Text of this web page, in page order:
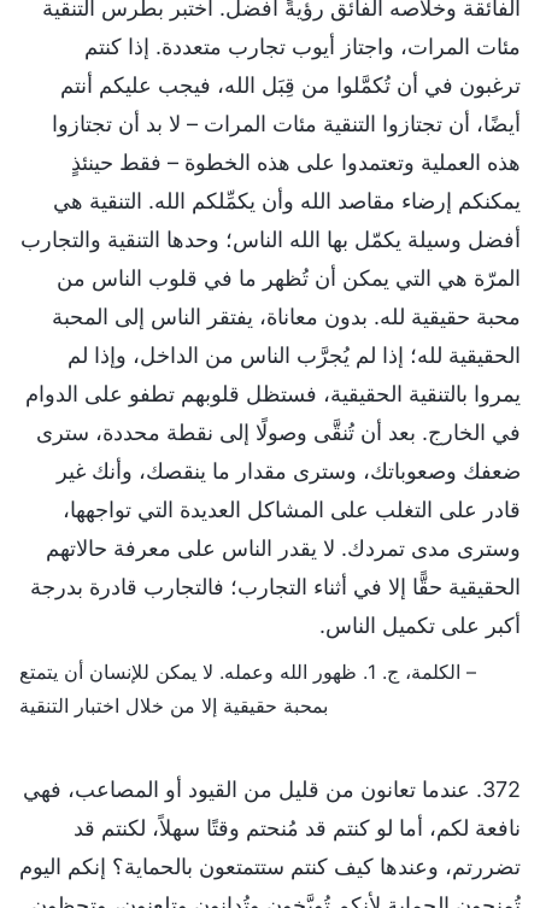
الفائقة وخلاصه الفائق رؤيةً أفضل. اختبر بطرس التنقية
مئات المرات، واجتاز أيوب تجارب متعددة. إذا كنتم
ترغبون في أن تُكمَّلوا من قِبَل الله، فيجب عليكم أنتم
أيضًا، أن تجتازوا التنقية مئات المرات – لا بد أن تجتازوا
هذه العملية وتعتمدوا على هذه الخطوة – فقط حينئذٍ
يمكنكم إرضاء مقاصد الله وأن يكمِّلكم الله. التنقية هي
أفضل وسيلة يكمّل بها الله الناس؛ وحدها التنقية والتجارب
المرّة هي التي يمكن أن تُظهر ما في قلوب الناس من
محبة حقيقية لله. بدون معاناة، يفتقر الناس إلى المحبة
الحقيقية لله؛ إذا لم يُجرَّب الناس من الداخل، وإذا لم
يمروا بالتنقية الحقيقية، فستظل قلوبهم تطفو على الدوام
في الخارج. بعد أن تُنقَّى وصولًا إلى نقطة محددة، سترى
ضعفك وصعوباتك، وسترى مقدار ما ينقصك، وأنك غير
قادر على التغلب على المشاكل العديدة التي تواجهها،
وسترى مدى تمردك. لا يقدر الناس على معرفة حالاتهم
الحقيقية حقًّا إلا في أثناء التجارب؛ فالتجارب قادرة بدرجة
أكبر على تكميل الناس.
– الكلمة، ج. 1. ظهور الله وعمله. لا يمكن للإنسان أن يتمتع
بمحبة حقيقية إلا من خلال اختبار التنقية
372. عندما تعانون من قليل من القيود أو المصاعب، فهي
نافعة لكم، أما لو كنتم قد مُنحتم وقتًا سهلاً، لكنتم قد
تضررتم، وعندها كيف كنتم ستتمتعون بالحماية؟ إنكم اليوم